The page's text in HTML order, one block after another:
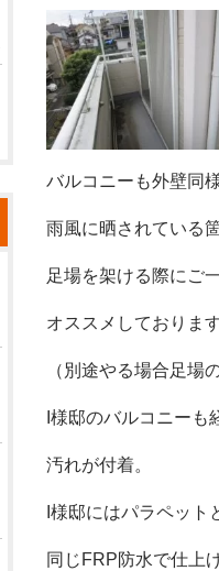
バルコニーも外壁同
雨風に晒されている
足場を架ける際にご
オススメしております
（別途やる場合足場
I様邸のバルコニーも
汚れが付着。
I様邸にはパラペット
同じFRP防水で仕上